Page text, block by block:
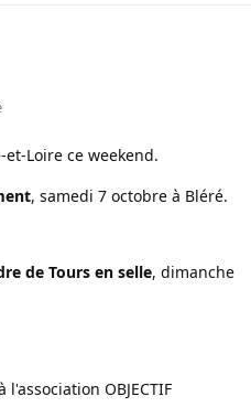
Loire ce weekend.
, samedi 7 octobre à Bléré.
de Tours en selle, dimanche
OBJECTIF